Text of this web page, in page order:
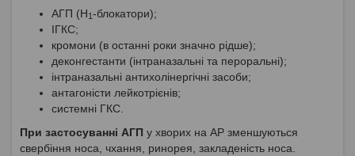
АГП (Н1-блокатори);
ІГКС;
кромони (в останні роки значно рідше);
деконгестанти (інтраназальні та пероральні);
інтраназальні антихолінергічні засоби;
антагоністи лейкотрієнів;
системні ГКС.
При застосуванні АГП у хворих на АР зменшуються
свербіння носа, чхання, ринорея, закладеність носа.